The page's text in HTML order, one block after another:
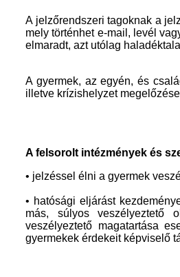
A jelzőrendszeri tagoknak a
mely történhet e-mail, levél
elmaradt, azt utólag
A gyermek, az egyén, és
illetve krízishelyzet
A felsorolt intézmények és
• jelzéssel élni a gyermek
• hatósági eljárást
más, súlyos veszélyeztető
veszélyeztető magatartása
gyermekek érdekeit képviselő